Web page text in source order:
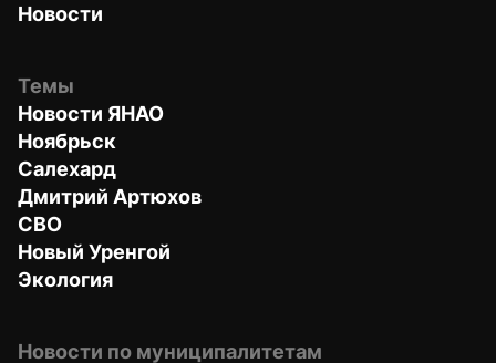
Новости
Темы
Новости ЯНАО
Ноябрьск
Салехард
Дмитрий Артюхов
СВО
Новый Уренгой
Экология
Новости по муниципалитетам